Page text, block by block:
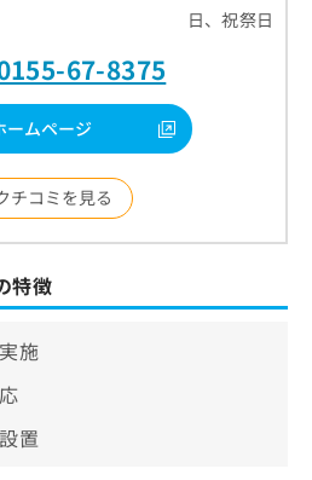
日、祝祭日
67-8375
ームページ
チコミを見る
特徴
施
置